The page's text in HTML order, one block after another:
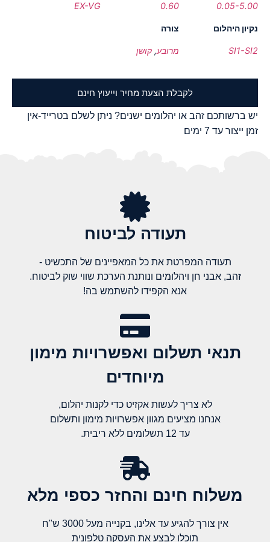
0.05-5.00
0.60
EX-VG
נקיון היהלום
SI1-SI2
צורה
מרובע, קושן
לקבלת הצעת מחיר וייעוץ חינם
יש ברשותכם זהב או יהלומים ישנים? ניתן לשלם בטרייד-אין
זמן ייצור עד 7 ימים
תעודה לביטוח
תעודה המפרטת את כל המאפיינים של התכשיט -
זהב, אבני חן ויהלומים ונותנת הערכת שווי שוק לביטוח.
אנא הקפידו להשתמש בה!
תנאי תשלום ואפשרויות מימון
מיוחדים
לא צריך לעשות אקזיט כדי לקנות יהלום,
אנחנו מציעים מגוון אפשרויות מימון ותשלום
עד 12 תשלומים ללא ריבית.
משלוח חינם והחזר כספי מלא​
אין צורך להגיע עד אלינו, בקנייה מעל 3000 ש"ח
תוכלו לבצע את העסקה טלפונית